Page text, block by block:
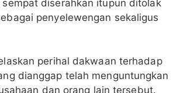
sempat diserahkan itupun ditolak
penyelewengan sekaligus
perihal dakwaan terhadap
dianggap telah menguntungkan
dan orang lain tersebut.